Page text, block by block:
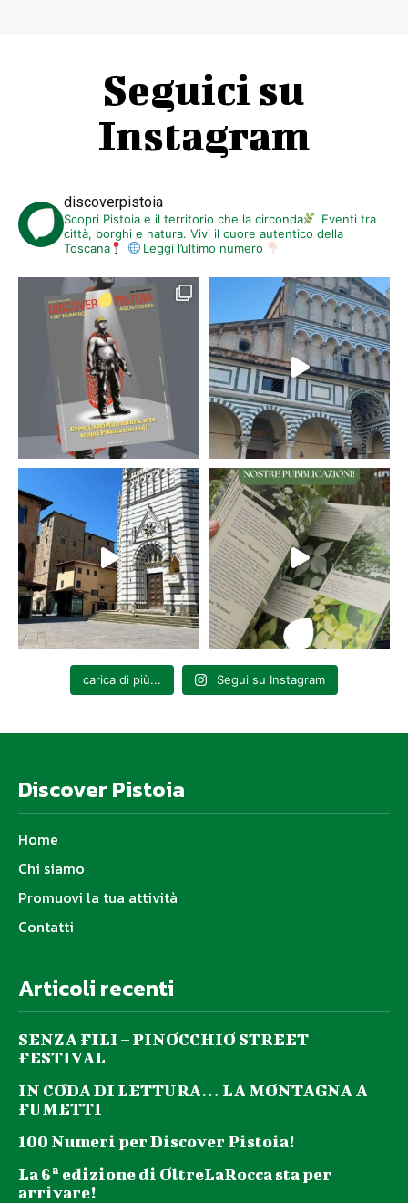
Seguici su
Instagram
discoverpistoia
Scopri Pistoia e il territorio che la circonda
Eventi tra
città, borghi e natura. Vivi il cuore autentico della
Toscana
Leggi l’ultimo numero
carica di più... Segui su Instagram
Discover Pistoia
Home
Chi siamo
Promuovi la tua attività
Contatti
Articoli recenti
SENZA FILI – PINOCCHIO STREET
FESTIVAL
IN CODA DI LETTURA… LA MONTAGNA A
FUMETTI
100 Numeri per Discover Pistoia!
La 6ª edizione di OltreLaRocca sta per
arrivare!